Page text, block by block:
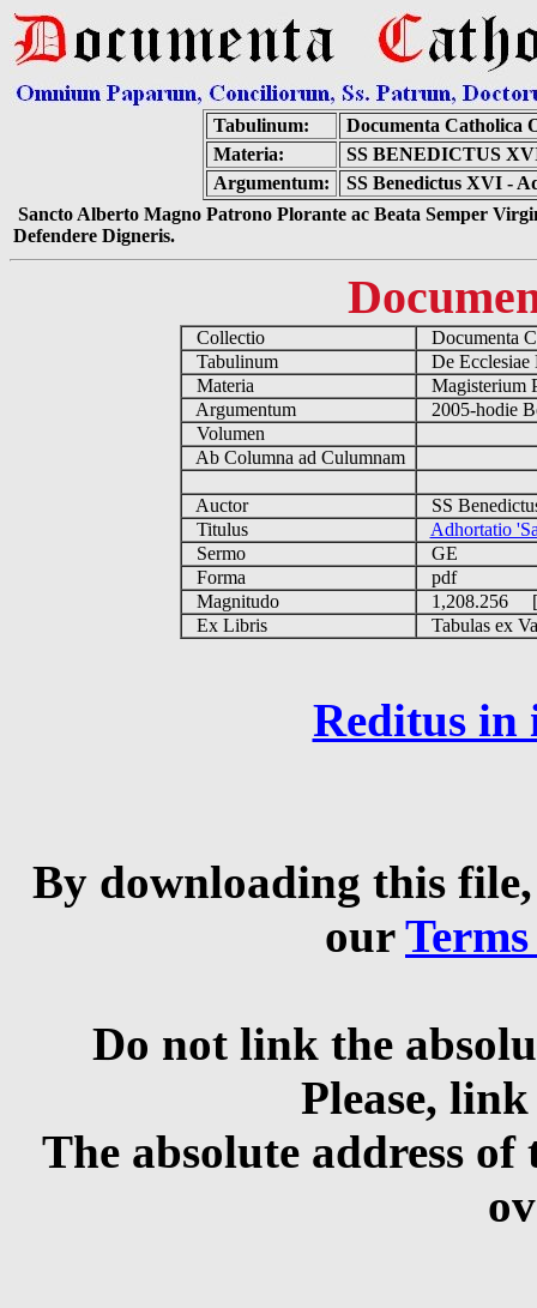
Tabulinum:
Documenta Catholica
Materia:
SS BENEDICTUS
Argumentum:
SS Benedictus XVI -
Sancto Alberto Magno Patrono Plorante ac Beata Semper
Defendere Digneris.
Collectio
Documenta
Tabulinum
De
Materia
Magisterium
Argumentum
2005-hodie
Volumen
Ab Columna ad Culumnam
Auctor
SS
Titulus
Adhortatio
Sermo
GE
Forma
pdf
Magnitudo
1,208.256
Ex Libris
Tabulas ex
Reditus in
By downloading this
our
Do not link the
Please,
The absolute address